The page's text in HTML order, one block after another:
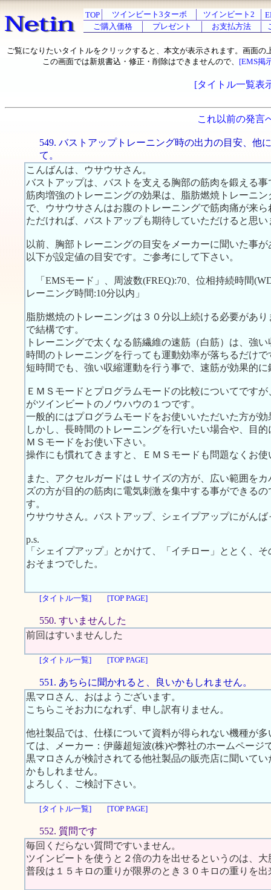
TOP ツインビート3ターボ ツインビート2
ご購入価格
プレゼント お支払方法
ご覧になりたいタイトルをクリックすると、本文が表示されます。画面の
この画面では新規書込・修正・削除はできませんので、 [EMS掲
[タイトル一覧表
これ以前の発言
549. バストアップトレーニング時の出力の目安、他
て。
こんばんは、ウサウサさん。
バストアップは、バストを支える胸部の筋肉を鍛える
筋肉増強のトレーニングの効果は、脂肪燃焼トレーニ
で、ウサウサさんはお腹のトレーニングで筋肉痛が来
ただければ、バストアップも期待していただけると思い
以前、胸部トレーニングの目安をメーカーに聞いた事が
以下が設定値の目安です。ご参考にして下さい。
「EMSモード」、周波数(FREQ):70、位相持続時間
レーニング時間:10分以内」
脂肪燃焼のトレーニングは３０分以上続ける必要があ
で結構です。
トレーニングで太くなる筋繊維の速筋（白筋）は、強
時間のトレーニングを行っても運動効率が落ちるだけで
短時間でも、強い収縮運動を行う事で、速筋が効果的
ＥＭＳモードとプログラムモードの比較についてです
がツインビートのノウハウの１つです。
一般的にはプログラムモードをお使いいただいた方が効
しかし、長時間のトレーニングを行いたい場合や、目
ＭＳモードをお使い下さい。
操作にも慣れてきますと、ＥＭＳモードも問題なくお
また、アクセルガードはＬサイズの方が、広い範囲を
ズの方が目的の筋肉に電気刺激を集中する事ができる
す。
ウサウサさん。バストアップ、シェイプアップにがん
p.s.
「シェイプアップ」とかけて、「イチロー」ととく、
おそまつでした。
[タイトル一覧] [TOP PAGE]
550. すいませんした
前回はすいませんした
[タイトル一覧] [TOP PAGE]
551. あちらに聞かれると、良いかもしれません。
黒マロさん、おはようございます。
こちらこそお力になれず、申し訳有りません。
他社製品では、仕様について資料が得られない機種が
ては、メーカー：伊藤超短波(株)や弊社のホームページ
黒マロさんが検討されてる他社製品の販売店に聞いて
かもしれません。
よろしく、ご検討下さい。
[タイトル一覧] [TOP PAGE]
552. 質問です
毎回くだらない質問ですいません。
ツインビートを使うと２倍の力を出せるというのは、
普段は１５キロの重りが限界のとき３０キロの重りを